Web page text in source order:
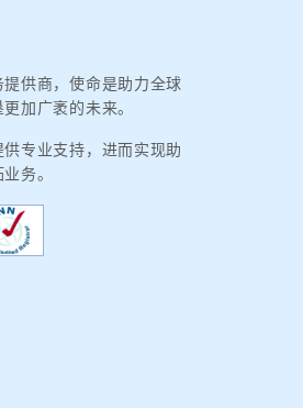
供商，使命是助力全球
加广袤的未来。
专业支持，进而实现助
务。